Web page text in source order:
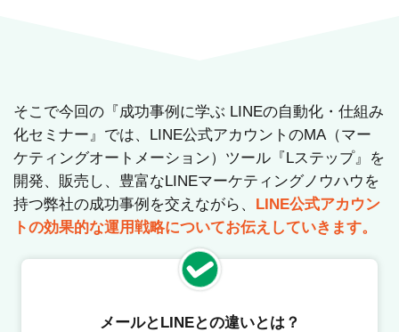
そこで今回の『成功事例に学ぶ LINEの自動化・仕組み
化セミナー』では、LINE公式アカウントのMA（マー
ケティングオートメーション）ツール『Lステップ』を
開発、販売し、豊富なLINEマーケティングノウハウを
持つ弊社の成功事例を交えながら、 LINE公式アカウン
トの効果的な運用戦略についてお伝えしていきます。
メールとLINEとの違いとは？